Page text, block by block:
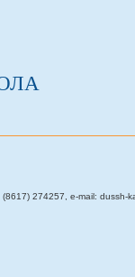
274257, e-mail: dussh-